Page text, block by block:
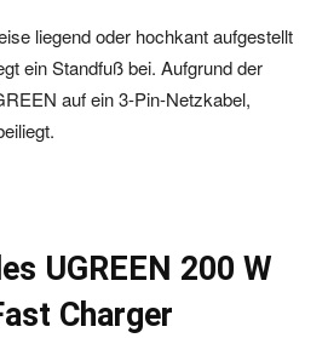
liegend oder hochkant aufgestellt
ein Standfuß bei. Aufgrund der
auf ein 3-Pin-Netzkabel,
UGREEN 200 W
Charger